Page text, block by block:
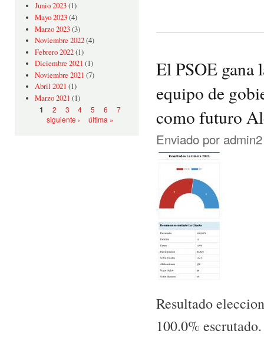
Junio 2023(1)
Mayo 2023(4)
Marzo 2023(3)
Noviembre 2022(4)
Febrero 2022(1)
Diciembre 2021 (1)
Noviembre 2021 (7)
Abril 2021 (1)
Marzo 2021 (1)
Páginas
1 2 3 4 5 6
7
siguiente ›
última »
El PSOE gana
equipo de
como futuro
Enviado por admin2
Resultado
100.0% escrutado.